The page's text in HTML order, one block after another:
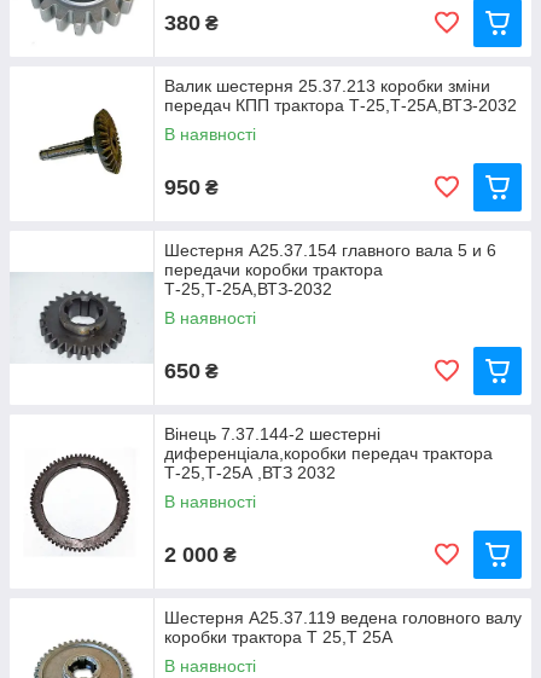
380 ₴
Валик шестерня 25.37.213 коробки зміни
передач КПП трактора Т-25,Т-25А,ВТЗ-2032
В наявності
950 ₴
Шестерня А25.37.154 главного вала 5 и 6
передачи коробки трактора
Т-25,Т-25А,ВТЗ-2032
В наявності
650 ₴
Вінець 7.37.144-2 шестерні
диференціала,коробки передач трактора
Т-25,Т-25А ,ВТЗ 2032
В наявності
2 000 ₴
Шестерня А25.37.119 ведена головного валу
коробки трактора Т 25,Т 25А
В наявності